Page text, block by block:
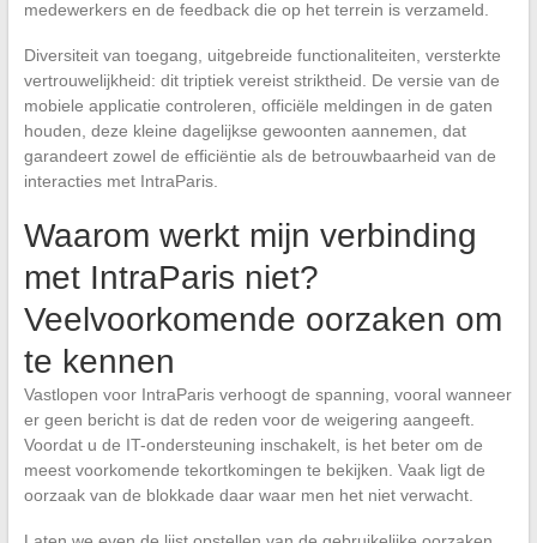
medewerkers en de feedback die op het terrein is verzameld.
Diversiteit van toegang, uitgebreide functionaliteiten, versterkte
vertrouwelijkheid: dit triptiek vereist striktheid. De versie van de
mobiele applicatie controleren, officiële meldingen in de gaten
houden, deze kleine dagelijkse gewoonten aannemen, dat
garandeert zowel de efficiëntie als de betrouwbaarheid van de
interacties met IntraParis.
Waarom werkt mijn verbinding
met IntraParis niet?
Veelvoorkomende oorzaken om
te kennen
Vastlopen voor IntraParis verhoogt de spanning, vooral wanneer
er geen bericht is dat de reden voor de weigering aangeeft.
Voordat u de IT-ondersteuning inschakelt, is het beter om de
meest voorkomende tekortkomingen te bekijken. Vaak ligt de
oorzaak van de blokkade daar waar men het niet verwacht.